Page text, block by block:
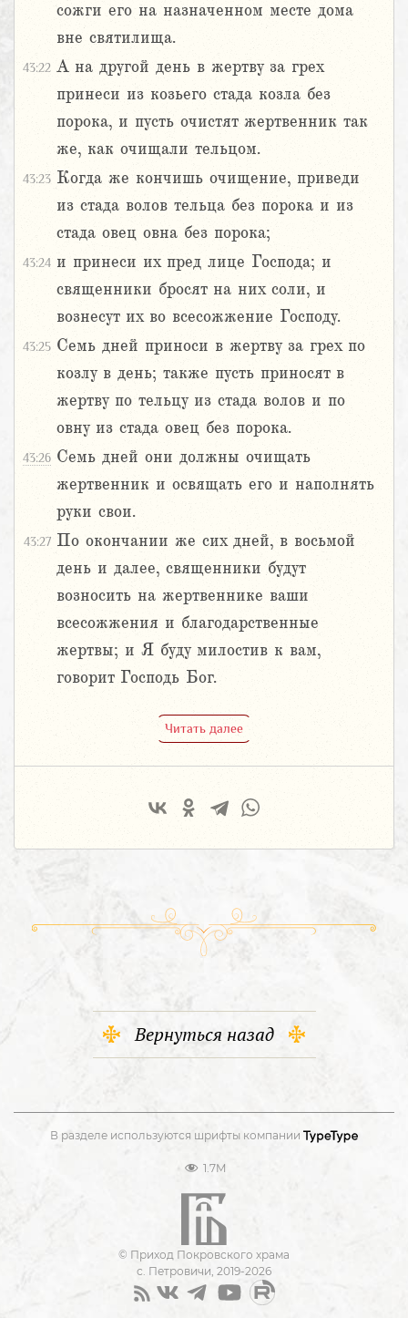
сожги его на назначенном месте дома
вне святилища.
43:22 А на другой день в жертву за грех
принеси из козьего стада козла без
порока, и пусть очистят жертвенник так
же, как очищали тельцом.
43:23 Когда же кончишь очищение, приведи
из стада волов тельца без порока и из
стада овец овна без порока;
43:24 и принеси их пред лице Господа; и
священники бросят на них соли, и
вознесут их во всесожжение Господу.
43:25 Семь дней приноси в жертву за грех по
козлу в день; также пусть приносят в
жертву по тельцу из стада волов и по
овну из стада овец без порока.
43:26 Семь дней они должны очищать
жертвенник и освящать его и наполнять
руки свои.
43:27 По окончании же сих дней, в восьмой
день и далее, священники будут
возносить на жертвеннике ваши
всесожжения и благодарственные
жертвы; и Я буду милостив к вам,
говорит Господь Бог.
Читать далее
Вернуться назад
В разделе используются шрифты компании
1.7M
© Приход Покровского храма
с. Петровичи, 2019-2026